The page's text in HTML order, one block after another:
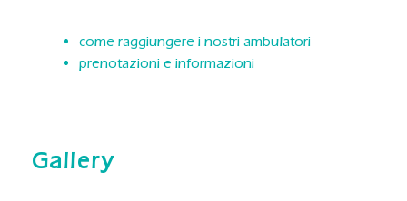
come raggiungere i nostri ambulatori
prenotazioni e informazioni
Gallery